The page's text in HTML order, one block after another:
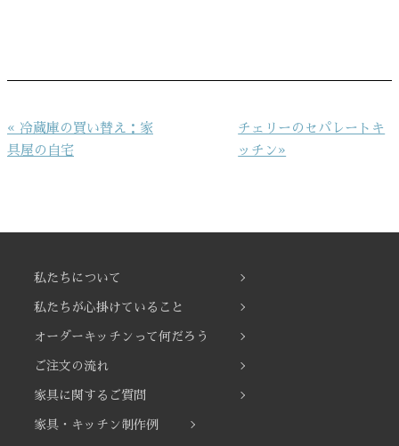
投
稿
« 冷蔵庫の買い替え：家
具屋の自宅
チェリーのセパレートキ
ッチン»
私たちについて
私たちが心掛けていること
オーダーキッチンって何だろう
ご注文の流れ
家具に関するご質問
家具・キッチン制作例